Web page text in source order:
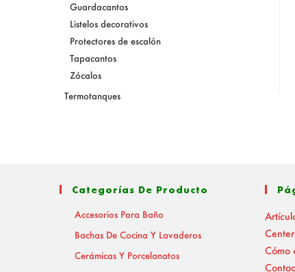
Guardacantos
Listelos decorativos
Protectores de escalón
Tapacantos
Zócalos
Termotanques
Categorías De Producto
Accesorios Para Baño
Bachas De Cocina Y Lavaderos
Cerámicas Y Porcelanatos
Cómo